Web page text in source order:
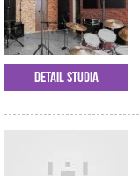
Detail studia